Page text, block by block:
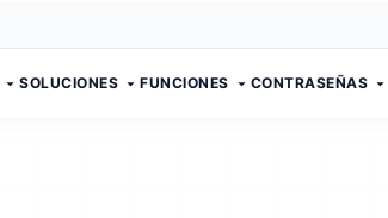
SOLUCIONES FUNCIONES CONTRASEÑAS